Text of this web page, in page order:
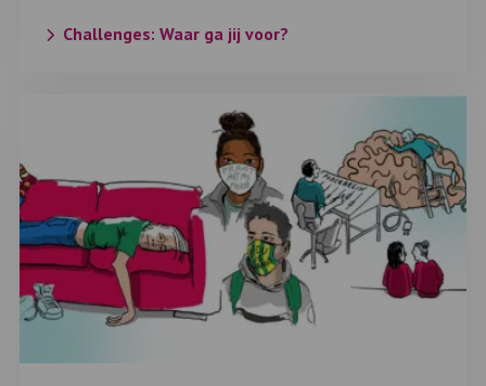
Challenges: Waar ga jij voor?
over:
Geestelijke
gezondheid